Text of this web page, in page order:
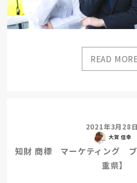
知財 商標 マーケティング
重県】
大賀 信幸
2021年3月28日